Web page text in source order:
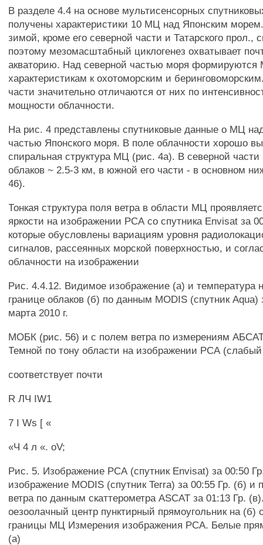
В разделе 4.4 на основе мультисенсорных
получены характеристики 10 МЦ над Японским
зимой, кроме его северной части и Татарского прол.,
поэтому мезомасштабный циклогенез охватывает
акваторию. Над северной частью моря формируются
характеристикам к охотоморским и
части значительно отличаются от них по
мощности облачности.
На рис. 4 представлены спутниковые данные о МЦ
частью Японского моря. В поле облачности хорошо
спиральная структура МЦ (рис. 4а). В северной
облаков ~ 2.5-3 км, в южной его части - в основном
46).
Тонкая структура поля ветра в области МЦ
яркости на изображении РСА со спутника Envisat за
которые обусловлены вариациям уровня
сигналов, рассеянных морской поверхностью, и
облачности на изображении
Рис. 4.4.12. Видимое изображение (а) и температура
границе облаков (б) по данным MODIS (спутник Aqua)
марта 2010 г.
МОБК (рис. 56) и с полем ветра по измерениям
Темной по тону области на изображении РСА (слабый
соответствует почти
R ЛЧ IW1
7 I Ws [ «
«Ч 4 л «. oV;
Рис. 5. Изображение РСА (спутник Envisat) за 00:50
изображение MODIS (спутник Terra) за 00:55 Гр. (б) и
ветра по данным скаттерометра ASCAT за 01:13 Гр.
оезоолачный центр пунктирный прямоугольник на (б)
границы МЦ Измерения изображения РСА. Белые
(а)